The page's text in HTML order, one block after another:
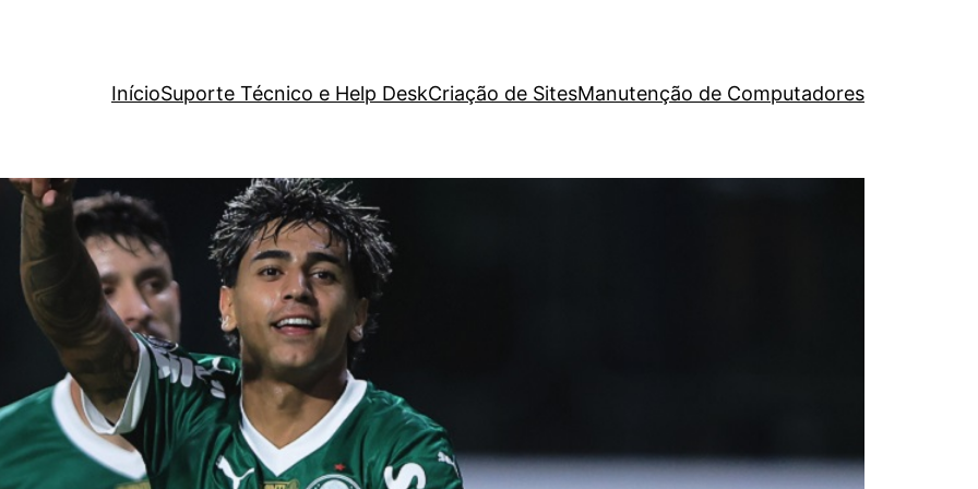
InícioSuporte Técnico e Help DeskCriação de SitesManutenção de Computadores